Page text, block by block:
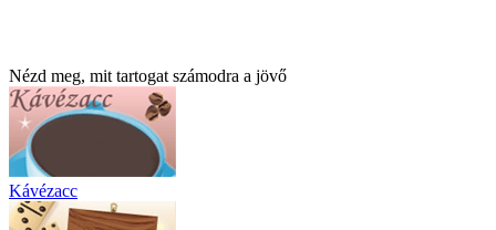
Nézd meg, mit tartogat számodra a jövő
Kávézacc